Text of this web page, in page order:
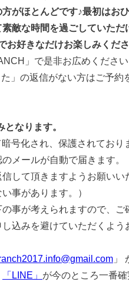
がほとんどです♪最初はお
敵な時間を過ごしていた
お好きなだけお楽しみくださ
」で是非お広めください
」の返信がない方はご予約
なります。
号化され、保護されており
メールが自動で届きます。
して頂きますようお願いい
事があります。）
事が考えられますので、ご
込みを避けていただくよう
」
「LINE」 が今のところ一番確